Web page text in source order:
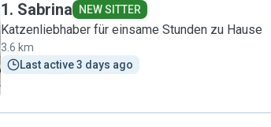
1. Sabrina NEW SITTER
Katzenliebhaber für einsame Stunden zu Hause
3.6 km
Last active 3 days ago